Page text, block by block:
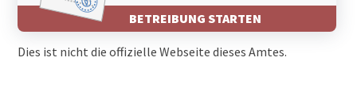
BETREIBUNG STARTEN
Dies ist nicht die offizielle Webseite dieses Amtes.